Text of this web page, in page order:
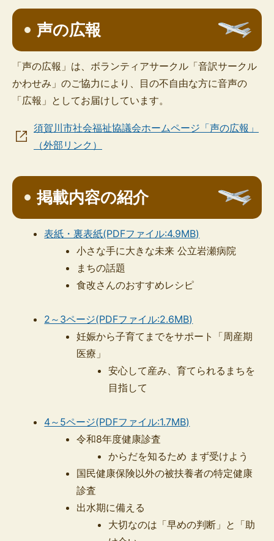
声の広報
「声の広報」は、ボランティアサークル「音訳サークル
かわせみ」のご協力により、目の不自由な方に音声の
「広報」としてお届けしています。
須賀川市社会福祉協議会ホームページ「声の広報」
（外部リンク）
掲載内容の紹介
表紙・裏表紙(PDFファイル:4.9MB)
小さな手に大きな未来 公立岩瀬病院
まちの話題
食改さんのおすすめレシピ
2～3ページ(PDFファイル:2.6MB)
妊娠から子育てまでをサポート「周産期
医療」
安心して産み、育てられるまちを
目指して
4～5ページ(PDFファイル:1.7MB)
令和8年度健康診査
からだを知るため まず受けよう
国民健康保険以外の被扶養者の特定健康
診査
出水期に備える
大切なのは「早めの判断」と「助